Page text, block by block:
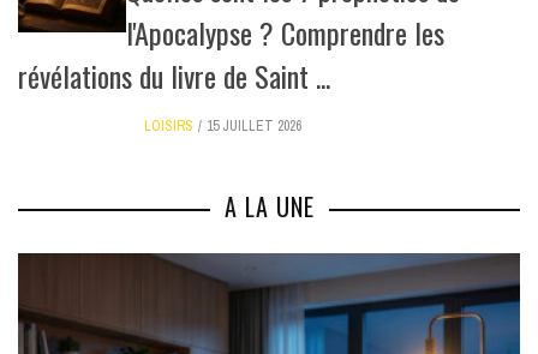
l'Apocalypse ? Comprendre les
révélations du livre de Saint ...
LOISIRS 15 JUILLET 2026
A LA UNE